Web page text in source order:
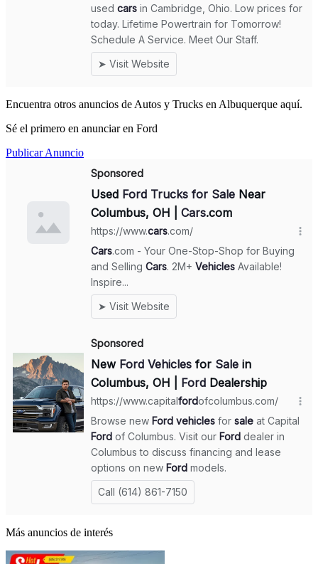
Encuentra otros anuncios de Autos y Trucks en Albuquerque aquí.
Sé el primero en anunciar en Ford
Publicar Anuncio
Más anuncios de interés